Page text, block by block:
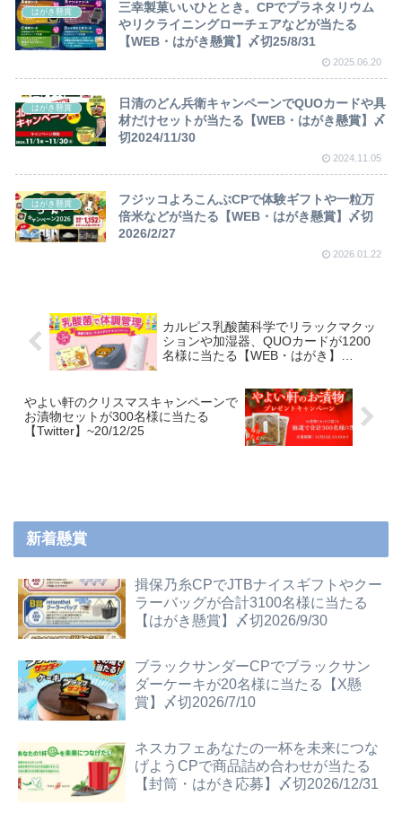
はがき懸賞
三幸製菓いいひととき。CPでプラネタリウム
やリクライニングローチェアなどが当たる
【WEB・はがき懸賞】〆切25/8/31
2025.06.20
はがき懸賞
日清のどん兵衛キャンペーンでQUOカードや具
材だけセットが当たる【WEB・はがき懸賞】〆
切2024/11/30
2024.11.05
はがき懸賞
フジッコよろこんぶCPで体験ギフトや一粒万
倍米などが当たる【WEB・はがき懸賞】〆切
2026/2/27
2026.01.22
カルピス乳酸菌科学でリラックマクッ
ションや加湿器、QUOカードが1200
名様に当たる【WEB・はがき】
やよい軒のクリスマスキャンペーンで
お漬物セットが300名様に当たる
【Twitter】~20/12/25
新着懸賞
揖保乃糸CPでJTBナイスギフトやクー
ラーバッグが合計3100名様に当たる
【はがき懸賞】〆切2026/9/30
ブラックサンダーCPでブラックサン
ダーケーキが20名様に当たる【X懸
賞】〆切2026/7/10
ネスカフェあなたの一杯を未来につな
げようCPで商品詰め合わせが当たる
【封筒・はがき応募】〆切2026/12/31